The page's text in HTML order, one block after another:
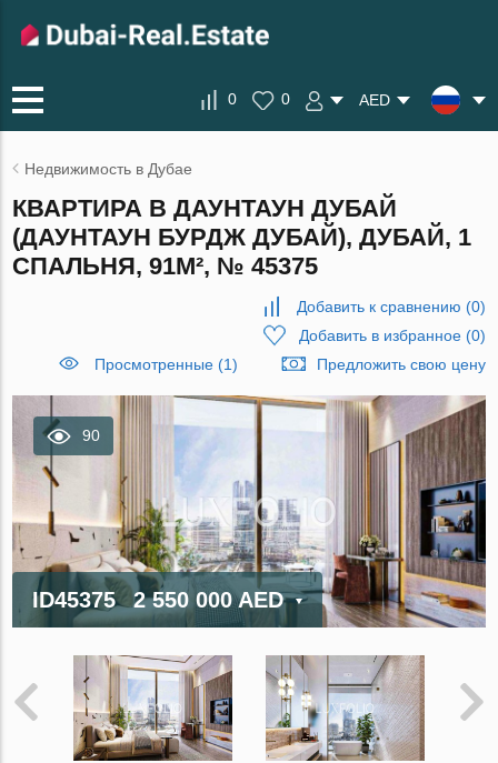
0 0 AED
Недвижимость в Дубае
КВАРТИРА В ДАУНТАУН ДУБАЙ
(ДАУНТАУН БУРДЖ ДУБАЙ), ДУБАЙ, 1
СПАЛЬНЯ, 91М², № 45375
Добавить к сравнению (0)
Добавить в избранное(0)
Просмотренные (1)
Предложить свою цену
90
ID45375 2 550 000 AED